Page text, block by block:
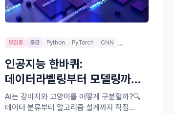
모집중 중급 Python PyTorch CNN ...
인공지능 한바퀴:
데이터라벨링부터 모델링까지
돌아보기
AI는 강아지와 고양이를 어떻게 구분할까?🔍
데이터 분류부터 알고리즘 설계까지 직접